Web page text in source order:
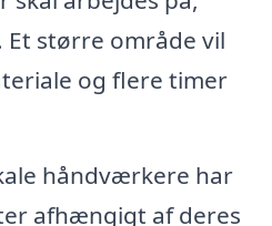
større område vil
og flere timer
håndværkere har
afhængigt af deres